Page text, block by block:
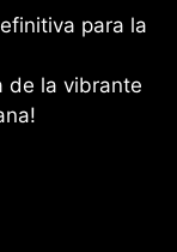
para la
de la vibrante